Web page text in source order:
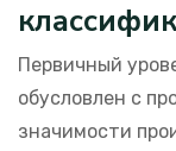
Первичный
обусловлен с
значимости